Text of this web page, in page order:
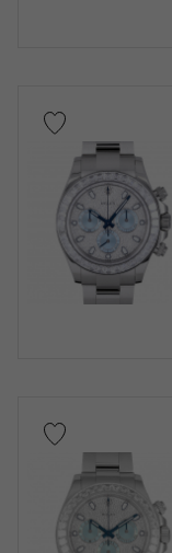
文字盤色
正品包裝盒
鑑別書